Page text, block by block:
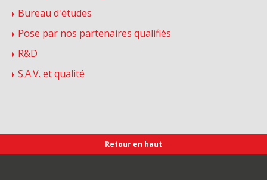
Bureau d'études
Pose par nos partenaires qualifiés
R&D
S.A.V. et qualité
Retour en haut